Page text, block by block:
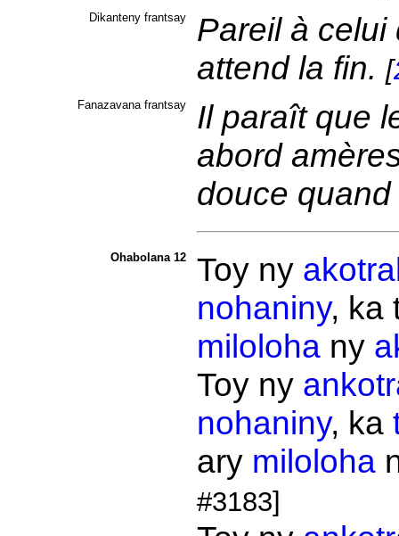
Dikanteny frantsay
Pareil à celui
attend la fin. [
Fanazavana frantsay
Il paraît que
abord
douce
Ohabolana 12 Toy ny
nohaniny, ka
milolohany
Toy ny
nohaniny, ka
ary miloloha
#3183]